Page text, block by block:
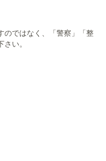
のではなく、「警察」「整
い。